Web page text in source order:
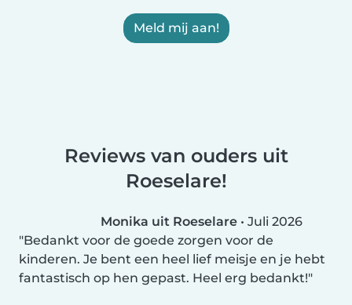
Meld mij aan!
Reviews van ouders uit
Roeselare!
Monika uit Roeselare • Juli 2026
Bedankt voor de goede zorgen voor de
kinderen. Je bent een heel lief meisje en je hebt
fantastisch op hen gepast. Heel erg bedankt!